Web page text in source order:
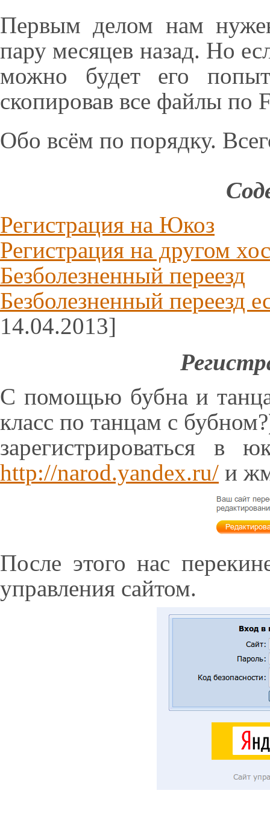
Первым делом нам
пару месяцев назад. Но
можно будет его
скопировав все файлы по
Обо всём по порядку.
Регистрация на Юкоз
Регистрация на другом
Безболезненный переезд
Безболезненный переезд
14.04.2013]
С помощью бубна и
класс по танцам с
зарегистрироваться в
http://narod.yandex.ru/ и
После этого нас
управления сайтом.